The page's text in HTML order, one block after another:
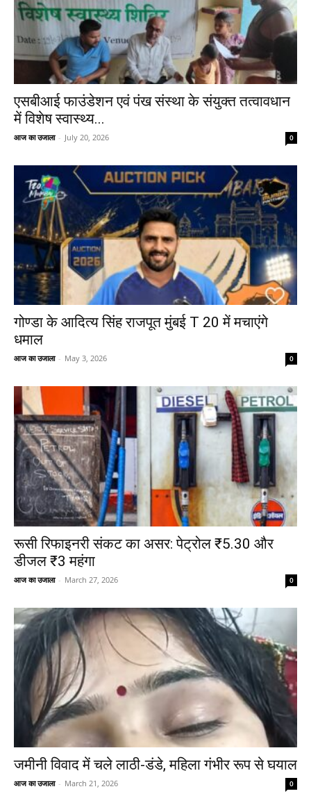
एसबीआई फाउंडेशन एवं पंख संस्था के संयुक्त तत्वावधान
में विशेष स्वास्थ्य...
आज का उजाला - July 20, 2026 0
गोण्डा के आदित्य सिंह राजपूत मुंबई T 20 में मचाएंगे
धमाल
आज का उजाला - May 3, 2026 0
रूसी रिफाइनरी संकट का असर: पेट्रोल ₹5.30 और
डीजल ₹3 महंगा
आज का उजाला - March 27, 2026 0
जमीनी विवाद में चले लाठी-डंडे, महिला गंभीर रूप से घयाल
आज का उजाला - March 21, 2026 0